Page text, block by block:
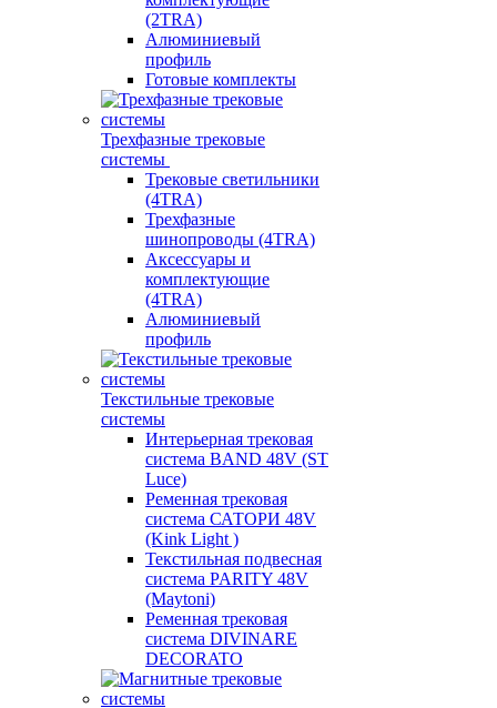
(2TRA)
Алюминиевый
профиль
Готовые комплекты
Трехфазные трековые
системы
Трековые светильники
(4TRA)
Трехфазные
шинопроводы (4TRA)
Аксессуары и
комплектующие
(4TRA)
Алюминиевый
профиль
Текстильные трековые
системы
Интерьерная трековая
система BAND 48V (ST
Luce)
Ременная трековая
система САТОРИ 48V
(Kink Light )
Текстильная подвесная
система PARITY 48V
(Maytoni)
Ременная трековая
система DIVINARE
DECORATO